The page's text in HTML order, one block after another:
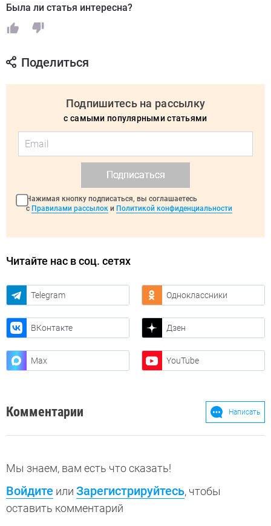
Была ли статья интересна?
Поделиться
Подпишитесь на рассылку
с самыми популярными статьями
Подписаться
Нажимая кнопку подписаться, вы соглашаетесь
с Правилами рассылок и Политикой конфиденциальности
Читайте нас в соц. сетях
Telegram Одноклассники
ВКонтакте Дзен
Max YouTube
Комментарии Написать
Мы знаем, вам есть что сказать!
Войдите или Зарегистрируйтесь, чтобы
оставить комментарий